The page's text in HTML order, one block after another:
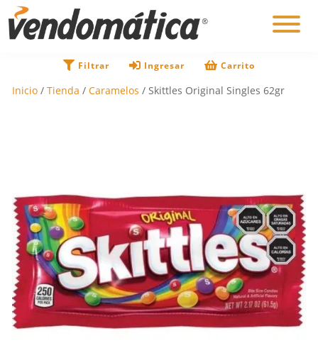
Filtrar Ingresar Carrito
Inicio / Tienda / Caramelos / Skittles Original Singles 62gr